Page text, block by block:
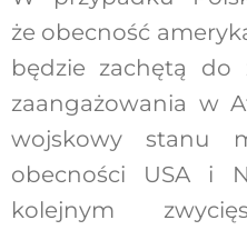
że obecność
będzie zachętą do
zaangażowania w
wojskowy stanu
obecności USA i
kolejnym